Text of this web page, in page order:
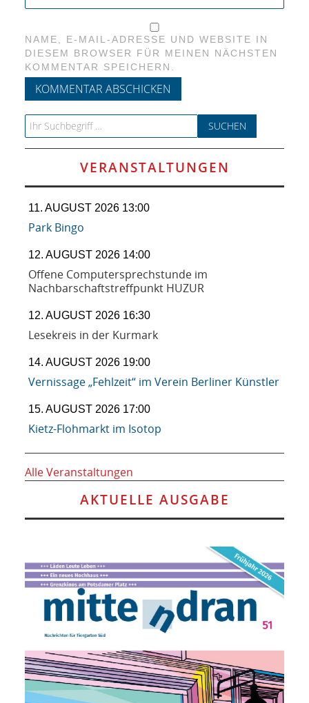
NAME, E-MAIL-ADRESSE UND WEBSITE IN
DIESEM BROWSER FÜR MEINEN NÄCHSTEN
KOMMENTAR SPEICHERN.
Search for:
VERANSTALTUNGEN
11. AUGUST 2026 13:00
Park Bingo
12. AUGUST 2026 14:00
Offene Computersprechstunde im
Nachbarschaftstreffpunkt HUZUR
12. AUGUST 2026 16:30
Lesekreis in der Kurmark
14. AUGUST 2026 19:00
Vernissage „Fehlzeit“ im Verein Berliner Künstler
15. AUGUST 2026 17:00
Kietz-Flohmarkt im Isotop
Alle Veranstaltungen
AKTUELLE AUSGABE